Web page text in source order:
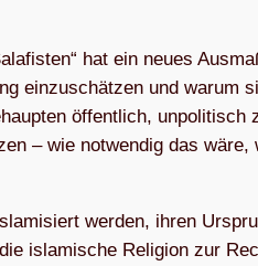
hat ein neues
ein­zu­schät­zen und warum
öffent­lich,
– wie not­wen­dig das
wer­den, ihren
isla­mi­sche Reli­gion zur